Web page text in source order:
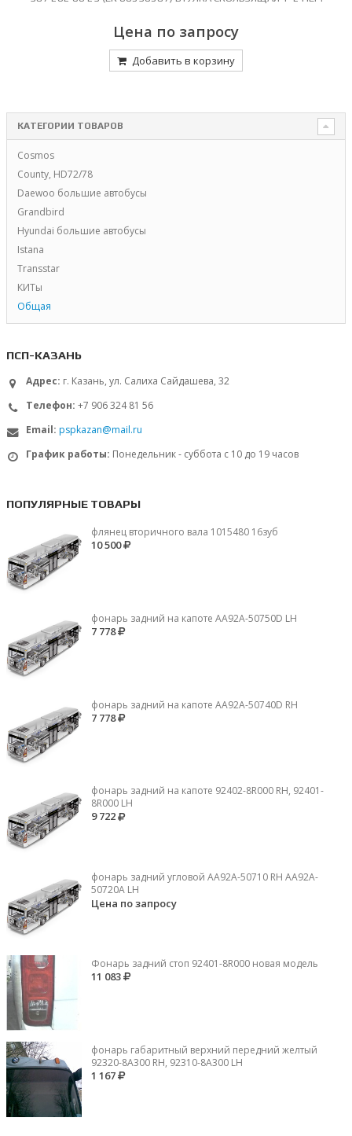
Цена по запросу
Добавить в корзину
КАТЕГОРИИ ТОВАРОВ
Cosmos
County, HD72/78
Daewoo большие автобусы
Grandbird
Hyundai большие автобусы
Istana
Transstar
КИТы
Общая
ПСП-КАЗАНЬ
Адрес: г. Казань, ул. Салиха Сайдашева, 32
Телефон: +7 906 324 81 56
Email: pspkazan@mail.ru
График работы: Понедельник - суббота с 10 до 19 часов
ПОПУЛЯРНЫЕ ТОВАРЫ
флянец вторичного вала 1015480 16зуб
10 500
фонарь задний на капоте AA92A-50750D LH
7 778
фонарь задний на капоте AA92A-50740D RH
7 778
фонарь задний на капоте 92402-8R000 RH, 92401-
8R000 LH
9 722
фонарь задний угловой AA92A-50710 RH AA92A-
50720A LH
Цена по запросу
Фонарь задний стоп 92401-8R000 новая модель
11 083
фонарь габаритный верхний передний желтый
92320-8A300 RH, 92310-8А300 LH
1 167